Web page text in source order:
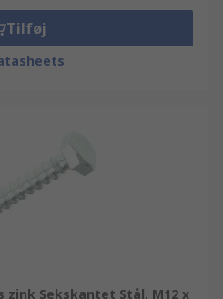
Tilføj
zink Sekskantet Stål, M12 x